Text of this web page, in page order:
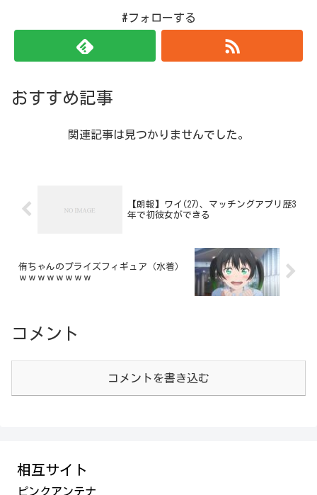
#フォローする
おすすめ記事
関連記事は見つかりませんでした。
【朗報】ワイ(27)、マッチングアプリ歴3
年で初彼女ができる
侑ちゃんのプライズフィギュア（水着）
ｗｗｗｗｗｗｗｗ
コメント
コメントを書き込む
相互サイト
ピンクアンテナ